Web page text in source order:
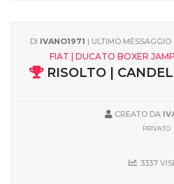
DI IVANO1971 | ULTIMO MESSAGGIO
FIAT | DUCATO BOXER
RISOLTO |
CREATO DA
PRIVATO
3337